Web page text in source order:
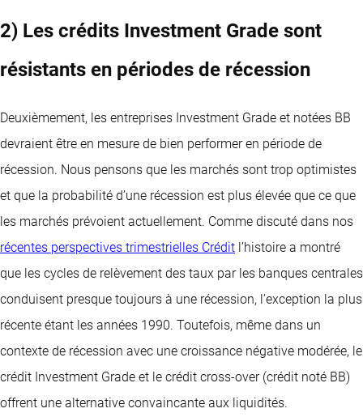
2) Les crédits Investment Grade sont
résistants en périodes de récession
Deuxièmement, les entreprises Investment Grade et notées BB
devraient être en mesure de bien performer en période de
récession. Nous pensons que les marchés sont trop optimistes
et que la probabilité d’une récession est plus élevée que ce que
les marchés prévoient actuellement. Comme discuté dans nos
récentes perspectives trimestrielles Crédit l’histoire a montré
que les cycles de relèvement des taux par les banques centrales
conduisent presque toujours à une récession, l’exception la plus
récente étant les années 1990. Toutefois, même dans un
contexte de récession avec une croissance négative modérée, le
crédit Investment Grade et le crédit cross-over (crédit noté BB)
offrent une alternative convaincante aux liquidités.